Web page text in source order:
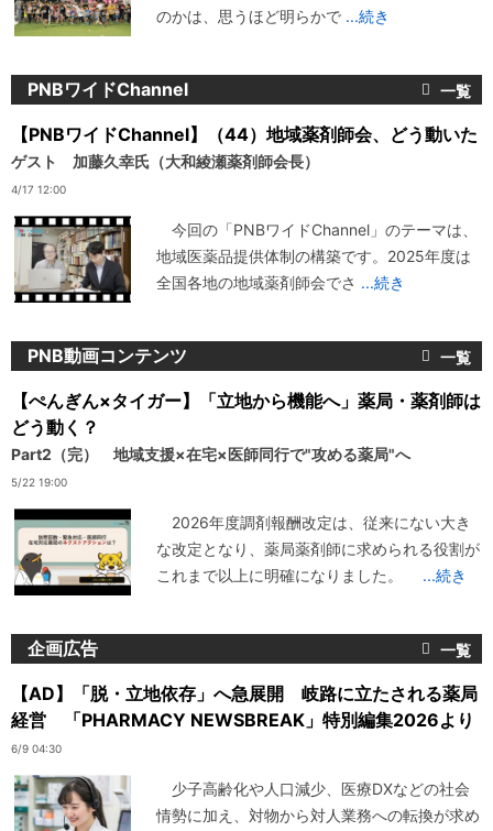
のかは、思うほど明らかで ...続き
PNBワイドChannel
【PNBワイドChannel】（44）地域薬剤師会、どう動いた
ゲスト 加藤久幸氏（大和綾瀬薬剤師会長）
4/17 12:00
今回の「PNBワイドChannel」のテーマは、
地域医薬品提供体制の構築です。2025年度は
全国各地の地域薬剤師会でさ ...続き
PNB動画コンテンツ
【ぺんぎん×タイガー】「立地から機能へ」薬局・薬剤師は
どう動く？
Part2（完） 地域支援×在宅×医師同行で"攻める薬局"へ
5/22 19:00
2026年度調剤報酬改定は、従来にない大き
な改定となり、薬局薬剤師に求められる役割が
これまで以上に明確になりました。
...続き
企画広告
【AD】「脱・立地依存」へ急展開 岐路に立たされる薬局
経営 「PHARMACY NEWSBREAK」特別編集2026より
6/9 04:30
少子高齢化や人口減少、医療DXなどの社会
情勢に加え、対物から対人業務への転換が求め